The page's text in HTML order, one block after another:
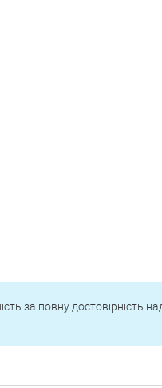
за повну достовірність